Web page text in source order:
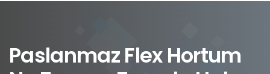
Paslanmaz Flex Hortum